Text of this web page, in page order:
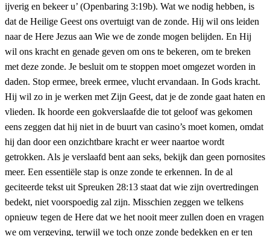
ijverig en bekeer u’ (Openbaring 3:19b). Wat we nodig hebben, is
dat de Heilige Geest ons overtuigt van de zonde. Hij wil ons leiden
naar de Here Jezus aan Wie we de zonde mogen belijden. En Hij
wil ons kracht en genade geven om ons te bekeren, om te breken
met deze zonde. Je besluit om te stoppen moet omgezet worden in
daden. Stop ermee, breek ermee, vlucht ervandaan. In Gods kracht.
Hij wil zo in je werken met Zijn Geest, dat je de zonde gaat haten en
vlieden. Ik hoorde een gokverslaafde die tot geloof was gekomen
eens zeggen dat hij niet in de buurt van casino’s moet komen, omdat
hij dan door een onzichtbare kracht er weer naartoe wordt
getrokken. Als je verslaafd bent aan seks, bekijk dan geen pornosites
meer. Een essentiële stap is onze zonde te erkennen. In de al
geciteerde tekst uit Spreuken 28:13 staat dat wie zijn overtredingen
bedekt, niet voorspoedig zal zijn. Misschien zeggen we telkens
opnieuw tegen de Here dat we het nooit meer zullen doen en vragen
we om vergeving, terwijl we toch onze zonde bedekken en er ten